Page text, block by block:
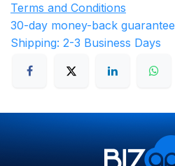
Terms and Conditions
30-day money-back guarantee
Shipping: 2-3 Business Days